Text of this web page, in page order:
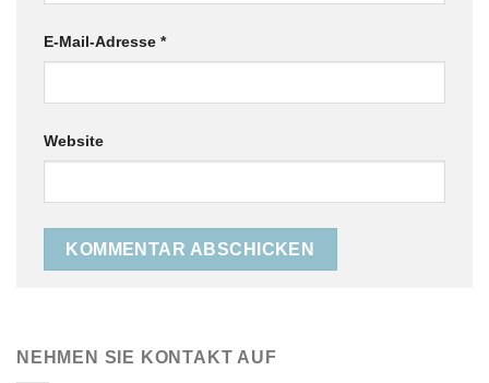
E-Mail-Adresse *
Website
NEHMEN SIE KONTAKT AUF